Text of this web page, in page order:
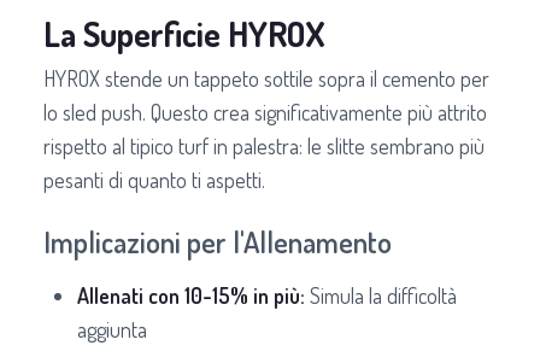
La Superficie HYROX
HYROX stende un tappeto sottile sopra il cemento per
lo sled push. Questo crea significativamente più attrito
rispetto al tipico turf in palestra: le slitte sembrano più
pesanti di quanto ti aspetti.
Implicazioni per l'Allenamento
Allenati con 10-15% in più: Simula la difficoltà
aggiunta